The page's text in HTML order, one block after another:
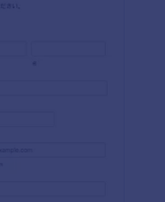
、Salesforce CRMな
ーリポートフォーム
や時間のかかる毎日